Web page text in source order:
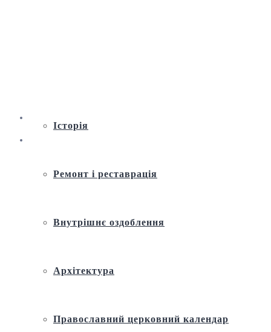
Історія
Ремонт і реставрація
Внутрішнє оздоблення
Архітектура
Православний церковний календар